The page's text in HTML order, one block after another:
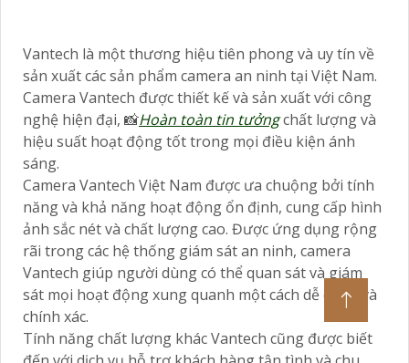
Vantech là một thương hiệu tiên phong và uy tín về
sản xuất các sản phẩm camera an ninh tại Việt Nam.
Camera Vantech được thiết kế và sản xuất với công
nghệ hiện đại, 📸Hoàn toàn tin tưởngchất lượng và
hiệu suất hoạt động tốt trong mọi điều kiện ánh
sáng.
Camera Vantech Việt Nam được ưa chuộng bởi tính
năng và khả năng hoạt động ổn định, cung cấp hình
ảnh sắc nét và chất lượng cao. Được ứng dụng rộng
rãi trong các hệ thống giám sát an ninh, camera
Vantech giúp người dùng có thể quan sát và giám
sát mọi hoạt động xung quanh một cách dễ dàng và
chính xác.
Tính năng chất lượng khác Vantech cũng được biết